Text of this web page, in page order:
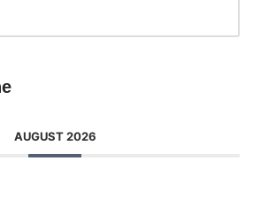
AUGUST 2026